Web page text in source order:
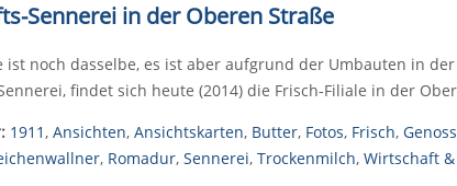
Sennerei in der Oberen Straße
ist noch dasselbe, es ist aber aufgrund der Umbauten in
findet sich heute (2014) die Frisch-Filiale in der
1911, Ansichten, Ansichtskarten, Butter, Fotos, Frisch,
, Romadur, Sennerei, Trockenmilch, Wirtschaft